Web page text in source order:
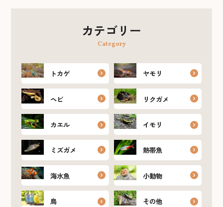
カテゴリー
Category
トカゲ ヤモリ
ヘビ リクガメ
カエル イモリ
ミズガメ 熱帯魚
海水魚 小動物
鳥 その他